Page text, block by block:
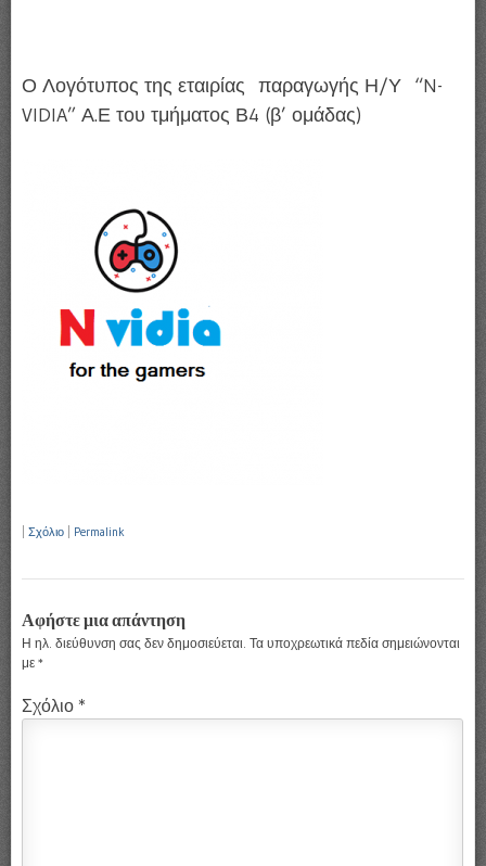
Ο Λογότυπος της εταιρίας παραγωγής Η/Υ “N-
VIDIA” Α.Ε του τμήματος Β4 (β’ ομάδας)
Σχόλιο Permalink
Αφήστε μια απάντηση
Η ηλ. διεύθυνση σας δεν δημοσιεύεται. Τα υποχρεωτικά πεδία σημειώνονται
με *
Σχόλιο *